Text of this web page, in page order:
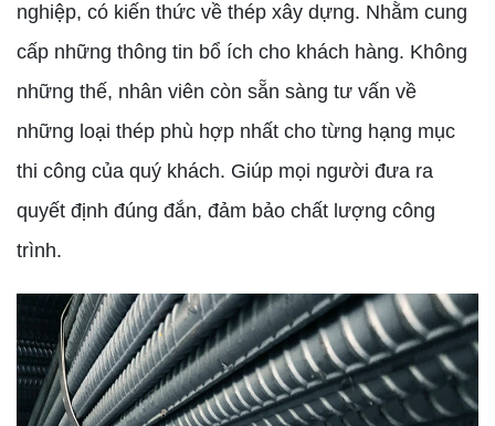
nghiệp, có kiến thức về thép xây dựng. Nhằm cung
cấp những thông tin bổ ích cho khách hàng. Không
những thế, nhân viên còn sẵn sàng tư vấn về
những loại thép phù hợp nhất cho từng hạng mục
thi công của quý khách. Giúp mọi người đưa ra
quyết định đúng đắn, đảm bảo chất lượng công
trình.